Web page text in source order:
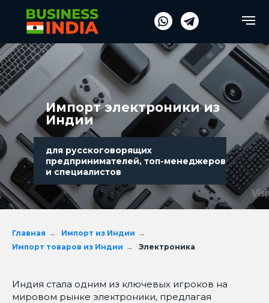
Импорт электроники из
Индии
для русскоговорящих
предпринимателей, топ-менеджеров
и специалистов
Главная → Импорт из Индии →
Импорт товаров из Индии → Электроника
Индия стала одним из ключевых игроков на
мировом рынке электроники, предлагая